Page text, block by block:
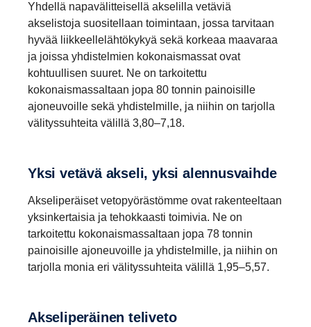
on myös yksi ryömintävaihde. Nelivaihteisen
perusvaihteiston ja planeettavaihteiston
yhdistelmään perustuva. Lisävarusteita ovat
Scania-hidastin ja erilaiset voiman ulosotot.
nopeuksilla. Suunnittelussa taloudellisuus on pyritty
optimoimaan, ja vaihteisto onkin menestynyt paitsi
kaukoliikenteessä ja aluejakelussa myös raskaissa
maansiirtotöissä. Ylivaihteella varustetuissa versioissa on
korkea vääntömomentin kapasiteetti sekä ylivaihde, joka
mahdollistaa moottorin alhaiset kierrosnopeudet. Kaikkiin
aluejakajavaihteistoihin on saatavana lisävarusteina
Scania Opticruise, Scania-hidastin ja erilaisia voiman
Yhdellä napavälitteisellä akselilla vetäviä
akselistoja suositellaan toimintaan, jossa tarvitaan
hyvää liikkeellelähtökykyä sekä korkeaa maavaraa
ja joissa yhdistelmien kokonaismassat ovat
kohtuullisen suuret. Ne on tarkoitettu
kokonaismassaltaan jopa 80 tonnin painoisille
ajoneuvoille sekä yhdistelmille, ja niihin on tarjolla
välityssuhteita välillä 3,80–7,18.
Yksi vetävä akseli, yksi alennus­vaihde
Akseliperäiset vetopyörästömme ovat rakenteeltaan
yksinkertaisia ja tehokkaasti toimivia. Ne on
tarkoitettu kokonaismassaltaan jopa 78 tonnin
painoisille ajoneuvoille ja yhdistelmille, ja niihin on
tarjolla monia eri välityssuhteita välillä 1,95–5,57.
Akseli­pe­räinen teliveto